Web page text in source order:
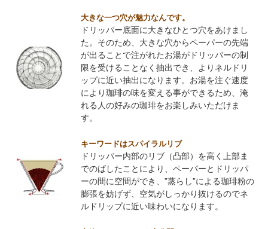
大きな一つ穴が魅力なんです。
ドリッパー底面に大きなひとつ穴をあけまし
た。そのため、大きな穴からペーパーの先端
が出ることで注がれたお湯がドリッパーの制
限を受けることなく抽出でき、よりネルドリ
ップに近い抽出になります。お湯を注ぐ速度
により珈琲の味を変える事ができるため、淹
れる人の好みの珈琲をお楽しみいただけま
す。
キーワードはスパイラルリブ
ドリッパー内部のリブ（凸部）を高く上部ま
でのばしたことにより、ペーパーとドリッパ
ーの間に空間ができ、”蒸らし”による珈琲粉の
膨張を妨げず、空気がしっかり抜けるのでネ
ルドリップに近い味わいになります。